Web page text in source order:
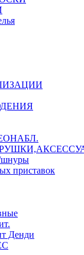
шнуры
приставок
Денди